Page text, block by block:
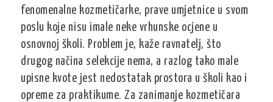
fenomenalne kozmetičarke, prave umjetnice u svom
poslu koje nisu imale neke vrhunske ocjene u
osnovnoj školi. Problem je, kaže ravnatelj, što
drugog načina selekcije nema, a razlog tako male
upisne kvote jest nedostatak prostora u školi kao i
opreme za praktikume. Za zanimanje kozmetičara